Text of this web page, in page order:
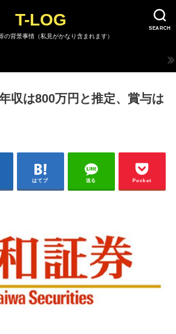
SEARCH
T-LOG
の背景事情（私見がかなり含まれます）
収は800万円と推定、賞与は
はてブ 送る Pocket